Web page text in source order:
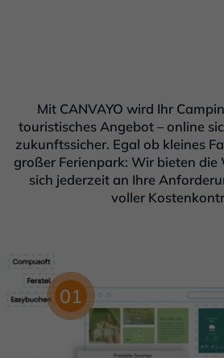
Mit CANVAYO wird Ihr
touristisches Angebot – online
zukunftssicher. Egal ob kleines
großer Ferienpark: Wir bieten die
sich jederzeit an Ihre
voller
01